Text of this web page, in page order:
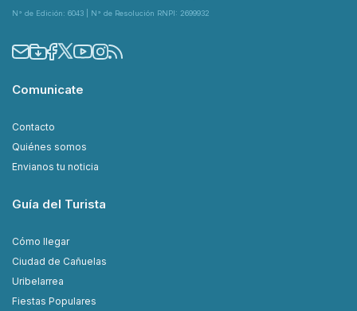
N° de Edición: 6043 | N° de Resolución RNPI: 2699932
Comunicate
Contacto
Quiénes somos
Envianos tu noticia
Guía del Turista
Cómo llegar
Ciudad de Cañuelas
Uribelarrea
Fiestas Populares